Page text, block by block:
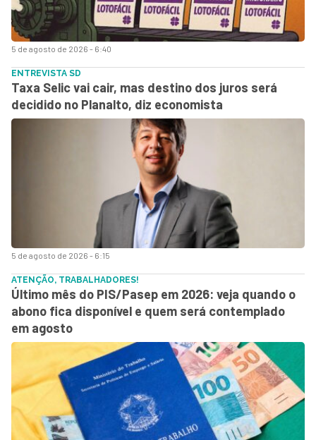
5 de agosto de 2026 - 6:40
5 de agosto de 2026 - 6:15
ENTREVISTA SD
Taxa Selic vai cair, mas destino dos juros será
decidido no Planalto, diz economista
ATENÇÃO, TRABALHADORES!
Último mês do PIS/Pasep em 2026: veja quando o
abono fica disponível e quem será contemplado
em agosto